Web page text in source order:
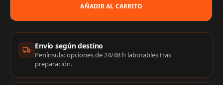
AÑADIR AL CARRITO
Información de compra
Envío según destino
Península: opciones de 24/48 h laborables tras
preparación.